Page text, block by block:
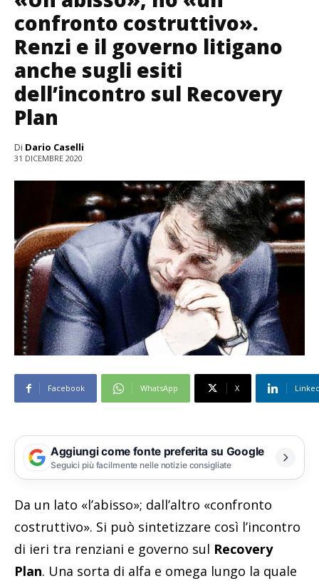
confronto costruttivo».
Renzi e il governo litigano
anche sugli esiti
dell’incontro sul Recovery
Plan
Di Dario Caselli
31 DICEMBRE 2020
Facebook WhatsApp X
Aggiungi come fonte preferita su Google
Seguici più facilmente nelle notizie consigliate
Da un lato «l’abisso»; dall’altro «confronto
costruttivo». Si può sintetizzare così l’incontro
di ieri tra renziani e governo sul Recovery
Plan. Una sorta di alfa e omega lungo la quale